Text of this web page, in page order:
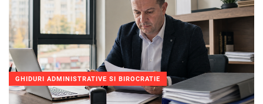
GHIDURI ADMINISTRATIVE SI BIROCRATIE